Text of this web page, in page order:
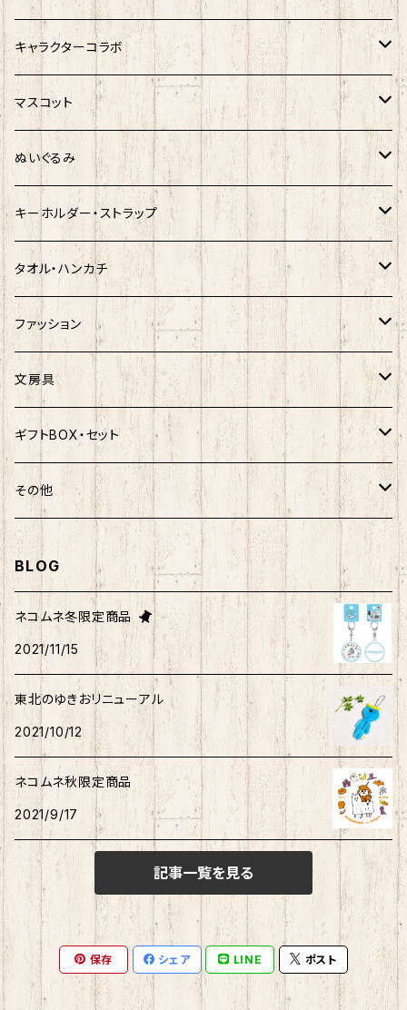
サンリオキャラクター
キティ
シナモロール
ハンギョドン
ぐでたま
ポムポムプリン
ポチャッコ
ばつ丸
マイメロディ
けろっぴ
タキシードサム
こぎみゅん
ウィッシュミーメル
リトルツインスターズ
あひるのペックル
おさるのもんきち
マロンクリーム
みんなのたあ坊
ネコムネandシバ
モケケ
ゆきお
ホヤぼーや
ご当地ベア
スヌーピー
赤べこ・ガラガラべこ
マッチョシリーズ
もちシリーズ
旅するマメしば
旅カワウソ・しばいぬ
むすび丸
秋田犬
ご当地ハムスター
ポプテピピック
わさお
キャラクターコラボ
サンリオ×おえかきさん
新幹線×ご当地ベア
サンリオ×ネコムネandシバ
楽天ゴールデンイーグルス×ネコムネandシバ
楽天ゴールデンイーグルス×おえかきさん
楽天ゴールデンイーグルス×ご当地ベア
ネコムネandシバ×鳥獣戯画
楽天ゴールデンイーグルス×もちシリーズ
サンリオ×ご当地ベア
マスコット
ゆきお
モケケ
ご当地ベア
秋田犬
しばっころ
わさお
むすび丸
ホヤぼーや
キティ
ネコムネandシバ
ご当地ハムスター
ぬいぐるみ
ホヤぼーや
その他
ご当地ベア
秋田犬
しばっころ
わさお
むすび丸
ネコムネandシバ
キーホルダー・ストラップ
ポプテピピック
ホヤぼーや
スヌーピー
秋田犬
わさお
むすび丸
ネコムネ
ゆきお
おそ松さん
サンリオキャラクター他
タオル・ハンカチ
ホヤぼーや
秋田犬
キティ
むすび丸
ミニオン
わさお
ネコムネandシバ
ファッション
Tシャツ
ネクタイ
靴下
ルームシューズ
パーカー・トレーナー
文房具
ボールペン
マグネット
クリアファイル
ステッカー
ピンバッチ
御朱印帳
ノート
缶バッチ
スライド缶
しおり
ギフトBOX・セット
福袋
その他
トートバック
その他雑貨
ホヤぼーや
ボクサーパンツ
マスク
アクリルスタンド
BLOG
ネコムネ冬限定商品
2021/11/15
東北のゆきおリニューアル
2021/10/12
ネコムネ秋限定商品
2021/9/17
記事一覧を見る
保存 シェア LINE ポスト